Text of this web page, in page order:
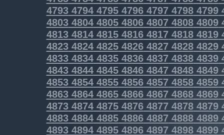
4793479447954796479747984799
4803480448054806480748084809
4813481448154816481748184819
4823482448254826482748284829
4833483448354836483748384839
4843484448454846484748484849
4853485448554856485748584859
4863486448654866486748684869
4873487448754876487748784879
4883488448854886488748884889
4893489448954896489748984899